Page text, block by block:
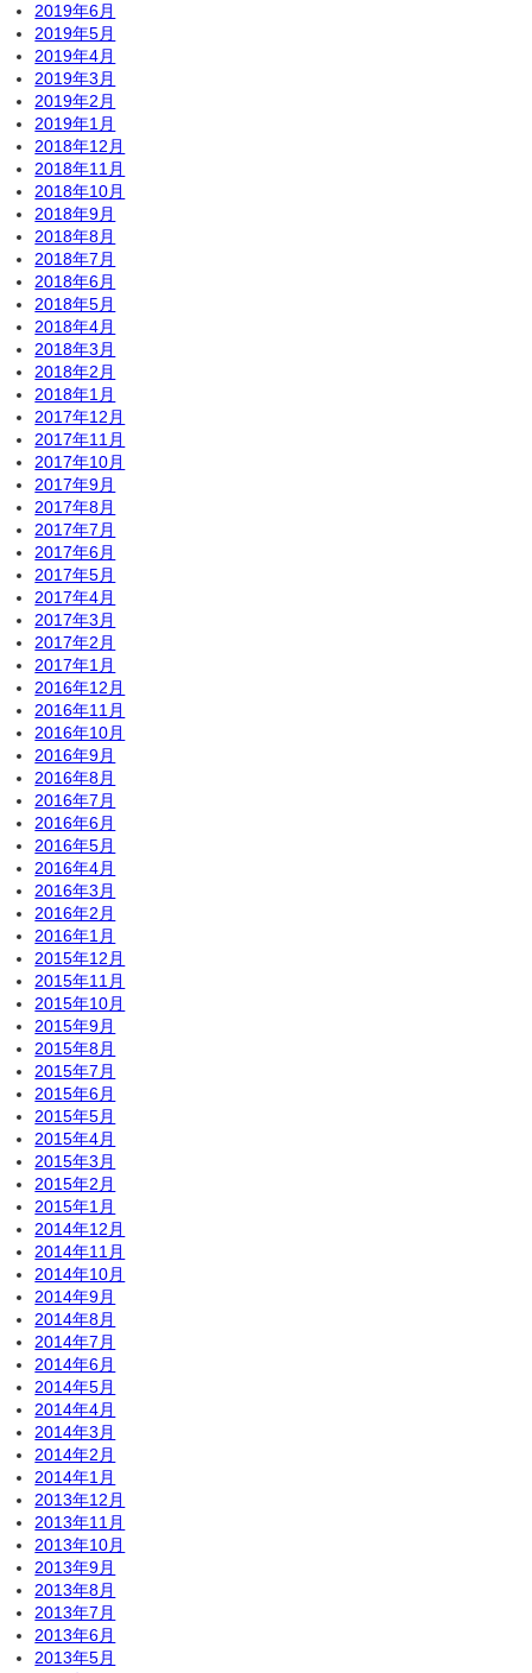
2019年6月
2019年5月
2019年4月
2019年3月
2019年2月
2019年1月
2018年12月
2018年11月
2018年10月
2018年9月
2018年8月
2018年7月
2018年6月
2018年5月
2018年4月
2018年3月
2018年2月
2018年1月
2017年12月
2017年11月
2017年10月
2017年9月
2017年8月
2017年7月
2017年6月
2017年5月
2017年4月
2017年3月
2017年2月
2017年1月
2016年12月
2016年11月
2016年10月
2016年9月
2016年8月
2016年7月
2016年6月
2016年5月
2016年4月
2016年3月
2016年2月
2016年1月
2015年12月
2015年11月
2015年10月
2015年9月
2015年8月
2015年7月
2015年6月
2015年5月
2015年4月
2015年3月
2015年2月
2015年1月
2014年12月
2014年11月
2014年10月
2014年9月
2014年8月
2014年7月
2014年6月
2014年5月
2014年4月
2014年3月
2014年2月
2014年1月
2013年12月
2013年11月
2013年10月
2013年9月
2013年8月
2013年7月
2013年6月
2013年5月